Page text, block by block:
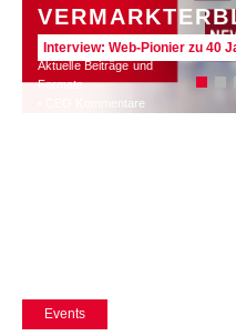
Aktuelle Beiträge und
Formate
• CEO Kommentare
Interview: Web-Pionier zu 40
Events